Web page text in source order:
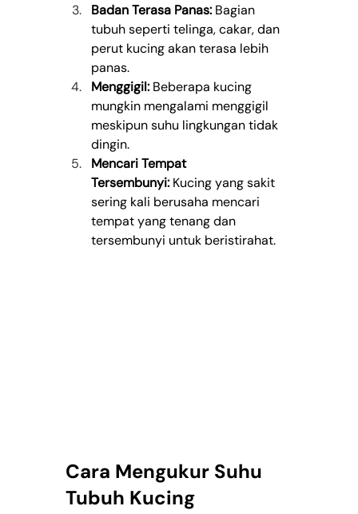
Badan Terasa Panas: Bagian
tubuh seperti telinga, cakar, dan
perut kucing akan terasa lebih
panas.
Menggigil: Beberapa kucing
mungkin mengalami menggigil
meskipun suhu lingkungan tidak
dingin.
Mencari Tempat
Tersembunyi: Kucing yang sakit
sering kali berusaha mencari
tempat yang tenang dan
tersembunyi untuk beristirahat.
Cara Mengukur Suhu
Tubuh Kucing